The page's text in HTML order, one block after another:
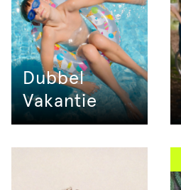
Dubbel
Vakantie